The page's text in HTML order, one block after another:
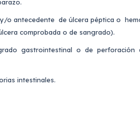
o antecedente de úlcera péptica o
comprobada o de sangrado).
gastrointestinal o de perforación
intestinales.